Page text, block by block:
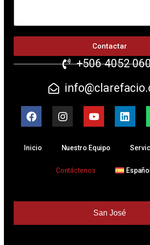
Contactar
+506 4052
Inicio Nuestro Equipo
Contáctenos Español
San José